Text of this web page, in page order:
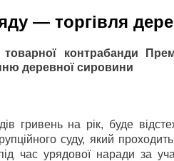
— торгівля
товарної контрабанди
деревної сировини
гривень на рік, буде
суду, який
час урядової наради за